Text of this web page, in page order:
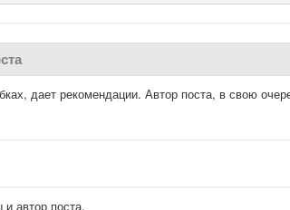
дает рекомендации. Автор поста, в свою
автор поста.